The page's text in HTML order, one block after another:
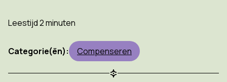
Leestijd 2 minuten
Categorie(ën): Compenseren